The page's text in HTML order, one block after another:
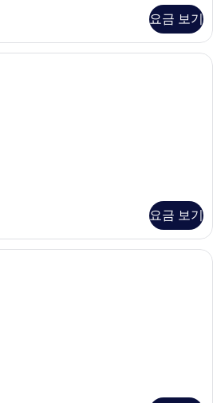
요금 보기
저자극성 침구, 오리/거위털 이불, 책
요금 보기
저자극성 침구, 오리/거위털 이불, 책